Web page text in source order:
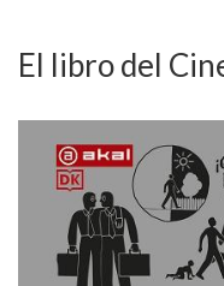
El libro del